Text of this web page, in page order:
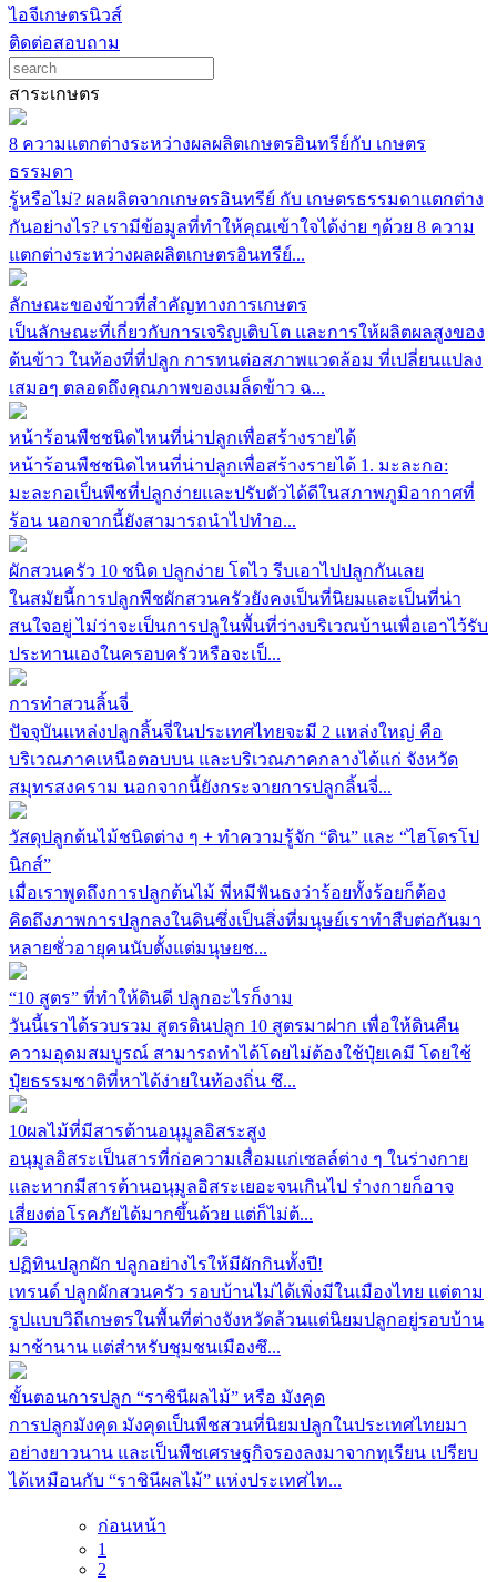
ไอจีเกษตรนิวส์
ติดต่อสอบถาม
สาระเกษตร
8 ความแตกต่างระหว่างผลผลิตเกษตรอินทรีย์กับ เกษตร
ธรรมดา
รู้หรือไม่? ผลผลิตจากเกษตรอินทรีย์ กับ เกษตรธรรมดาแตกต่าง
กันอย่างไร? เรามีข้อมูลที่ทำให้คุณเข้าใจได้ง่าย ๆด้วย 8 ความ
แตกต่างระหว่างผลผลิตเกษตรอินทรีย์...
ลักษณะของข้าวที่สำคัญทางการเกษตร
เป็นลักษณะที่เกี่ยวกับการเจริญเติบโต และการให้ผลิตผลสูงของ
ต้นข้าว ในท้องที่ที่ปลูก การทนต่อสภาพแวดล้อม ที่เปลี่ยนแปลง
เสมอๆ ตลอดถึงคุณภาพของเมล็ดข้าว ฉ...
หน้าร้อนพืชชนิดไหนที่น่าปลูกเพื่อสร้างรายได้
หน้าร้อนพืชชนิดไหนที่น่าปลูกเพื่อสร้างรายได้ 1. มะละกอ:
มะละกอเป็นพืชที่ปลูกง่ายและปรับตัวได้ดีในสภาพภูมิอากาศที่
ร้อน นอกจากนี้ยังสามารถนำไปทำอ...
ผักสวนครัว 10 ชนิด ปลูกง่าย โตไว รีบเอาไปปลูกกันเลย
ในสมัยนี้การปลูกพืชผักสวนครัวยังคงเป็นที่นิยมและเป็นที่น่า
สนใจอยู่ ไม่ว่าจะเป็นการปลูในพื้นที่ว่างบริเวณบ้านเพื่อเอาไว้รับ
ประทานเองในครอบครัวหรือจะเป็...
การทำสวนลิ้นจี่
ปัจจุบันแหล่งปลูกลิ้นจี่ในประเทศไทยจะมี 2 แหล่งใหญ่ คือ
บริเวณภาคเหนือตอบบน และบริเวณภาคกลางได้แก่ จังหวัด
สมุทรสงคราม นอกจากนี้ยังกระจายการปลูกลิ้นจี่...
วัสดุปลูกต้นไม้ชนิดต่าง ๆ + ทำความรู้จัก “ดิน” และ “ไฮโดรโป
นิกส์”
เมื่อเราพูดถึงการปลูกต้นไม้ พี่หมีฟันธงว่าร้อยทั้งร้อยก็ต้อง
คิดถึงภาพการปลูกลงในดินซึ่งเป็นสิ่งที่มนุษย์เราทำสืบต่อกันมา
หลายชั่วอายุคนนับตั้งแต่มนุษยช...
“10 สูตร” ที่ทำให้ดินดี ปลูกอะไรก็งาม
วันนี้เราได้รวบรวม สูตรดินปลูก 10 สูตรมาฝาก เพื่อให้ดินคืน
ความอุดมสมบูรณ์ สามารถทำได้โดยไม่ต้องใช้ปุ๋ยเคมี โดยใช้
ปุ๋ยธรรมชาติที่หาได้ง่ายในท้องถิ่น ซึ...
10ผลไม้ที่มีสารต้านอนุมูลอิสระสูง
อนุมูลอิสระเป็นสารที่ก่อความเสื่อมแก่เซลล์ต่าง ๆ ในร่างกาย
และหากมีสารต้านอนุมูลอิสระเยอะจนเกินไป ร่างกายก็อาจ
เสี่ยงต่อโรคภัยได้มากขึ้นด้วย แต่ก็ไม่ต้...
ปฏิทินปลูกผัก ปลูกอย่างไรให้มีผักกินทั้งปี!
เทรนด์ ปลูกผักสวนครัว รอบบ้านไม่ได้เพิ่งมีในเมืองไทย แต่ตาม
รูปแบบวิถีเกษตรในพื้นที่ต่างจังหวัดล้วนแต่นิยมปลูกอยู่รอบบ้าน
มาช้านาน แต่สำหรับชุมชนเมืองซึ...
ขั้นตอนการปลูก “ราชินีผลไม้” หรือ มังคุด
การปลูกมังคุด มังคุดเป็นพืชสวนที่นิยมปลูกในประเทศไทยมา
อย่างยาวนาน และเป็นพืชเศรษฐกิจรองลงมาจากทุเรียน เปรียบ
ได้เหมือนกับ “ราชินีผลไม้” แห่งประเทศไท...
ก่อนหน้า
1
2